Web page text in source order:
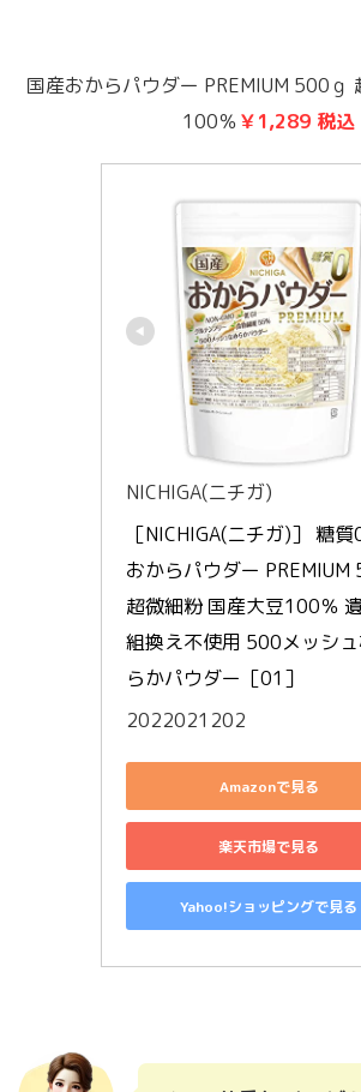
国産おからパウダー PREMIUM 500ｇ
100％ ￥1,289 税込
NICHIGA(ニチガ)
［NICHIGA(ニチガ)］ 糖
おからパウダー PREMIUM
超微細粉 国産大豆100％
組換え不使用 500メッシ
らかパウダー［01］
2022021202
Amazonで見る
楽天市場で見る
Yahoo!ショッピングで見る